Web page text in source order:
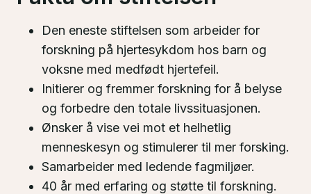
Den eneste stiftelsen som arbeider for
forskning på hjertesykdom hos barn og
voksne med medfødt hjertefeil.
Initierer og fremmer forskning for å belyse
og forbedre den totale livssituasjonen.
Ønsker å vise vei mot et helhetlig
menneskesyn og stimulerer til mer forsking.
Samarbeider med ledende fagmiljøer.
40 år med erfaring og støtte til forskning.